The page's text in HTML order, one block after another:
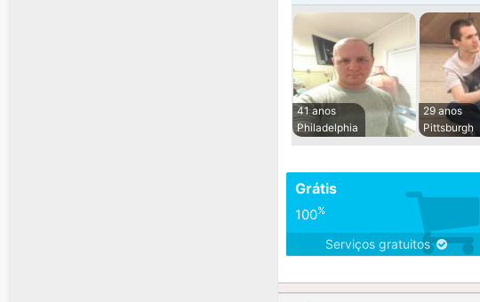
41 anos
Philadelphia
29 anos
Pittsburgh
Grátis
100%
Serviços gratuitos